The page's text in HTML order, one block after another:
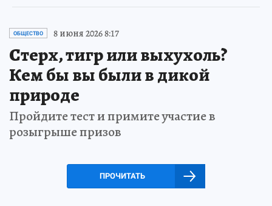
ОБЩЕСТВО 8 июня 2026 8:17
Стерх, тигр или выхухоль?
Кем бы вы были в дикой
природе
Пройдите тест и примите участие в
розыгрыше призов
ПРОЧИТАТЬ